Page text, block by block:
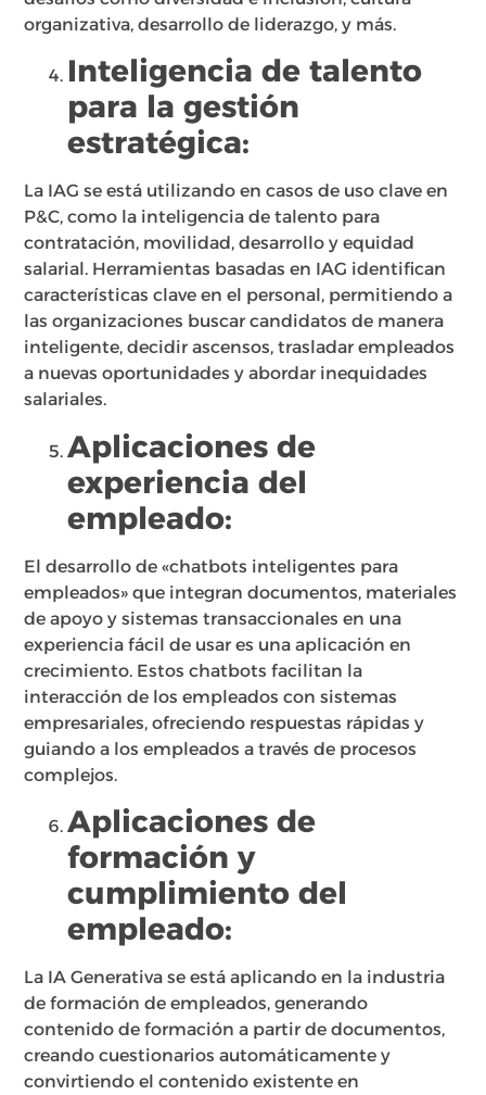
organizativa, desarrollo de liderazgo, y más.
Inteligencia de talento
para la gestión
estratégica:
La IAG se está utilizando en casos de uso clave en
P&C, como la inteligencia de talento para
contratación, movilidad, desarrollo y equidad
salarial. Herramientas basadas en IAG identifican
características clave en el personal, permitiendo a
las organizaciones buscar candidatos de manera
inteligente, decidir ascensos, trasladar empleados
a nuevas oportunidades y abordar inequidades
salariales.
Aplicaciones de
experiencia del
empleado:
El desarrollo de «chatbots inteligentes para
empleados» que integran documentos, materiales
de apoyo y sistemas transaccionales en una
experiencia fácil de usar es una aplicación en
crecimiento. Estos chatbots facilitan la
interacción de los empleados con sistemas
empresariales, ofreciendo respuestas rápidas y
guiando a los empleados a través de procesos
complejos.
Aplicaciones de
formación y
cumplimiento del
empleado:
La IA Generativa se está aplicando en la industria
de formación de empleados, generando
contenido de formación a partir de documentos,
creando cuestionarios automáticamente y
convirtiendo el contenido existente en